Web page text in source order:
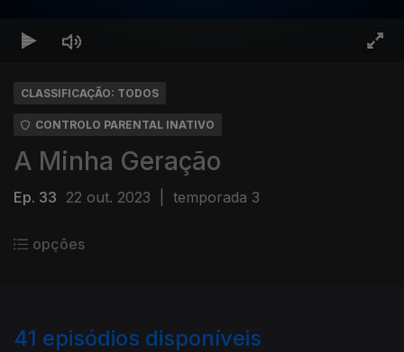
CLASSIFICAÇÃO: TODOS
CONTROLO PARENTAL INATIVO
A Minha Geração
Ep. 33 22 out. 2023 temporada 3
opções
41 episódios disponíveis